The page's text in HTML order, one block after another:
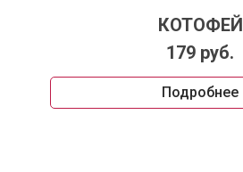
КОТОФЕЙ
179 руб.
Подробнее